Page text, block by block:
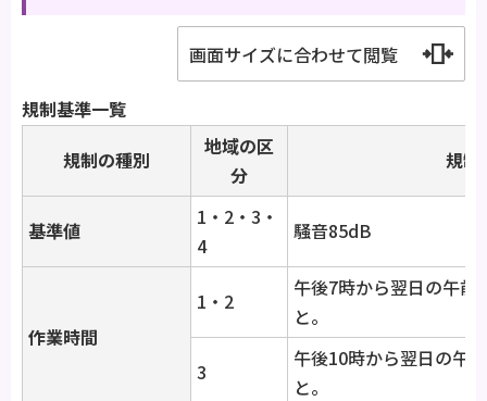
画面サイズに合わせて閲覧
規制基準一覧
規制の種別
地域の区
分
規制
基準値
1・2・3・
4
騒音85dB
作業時間
1・2
午後7時から翌日の午前
と。
3
午後10時から翌日の午
と。